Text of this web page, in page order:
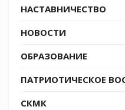
НАСТАВНИЧЕСТВО
НОВОСТИ
ОБРАЗОВАНИЕ
ПАТРИОТИЧЕСКОЕ
СКМК